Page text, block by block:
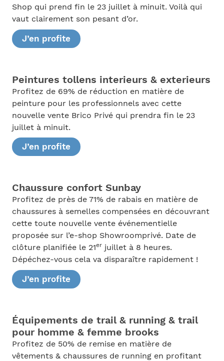
Shop qui prend fin le 23 juillet à minuit. Voilà qui
vaut clairement son pesant d’or.
J’en profite
Peintures tollens interieurs & exterieurs
Profitez de 69% de réduction en matière de
peinture pour les professionnels avec cette
nouvelle vente Brico Privé qui prendra fin le 23
juillet à minuit.
J’en profite
Chaussure confort Sunbay
Profitez de près de 71% de rabais en matière de
chaussures à semelles compensées en découvrant
cette toute nouvelle vente événementielle
proposée sur l’e-shop Showroomprivé. Date de
clôture planifiée le 21erjuillet à 8 heures.
Dépéchez-vous cela va disparaître rapidement !
J’en profite
Équipements de trail & running & trail
pour homme & femme brooks
Profitez de 50% de remise en matière de
vêtements & chaussures de running en profitant